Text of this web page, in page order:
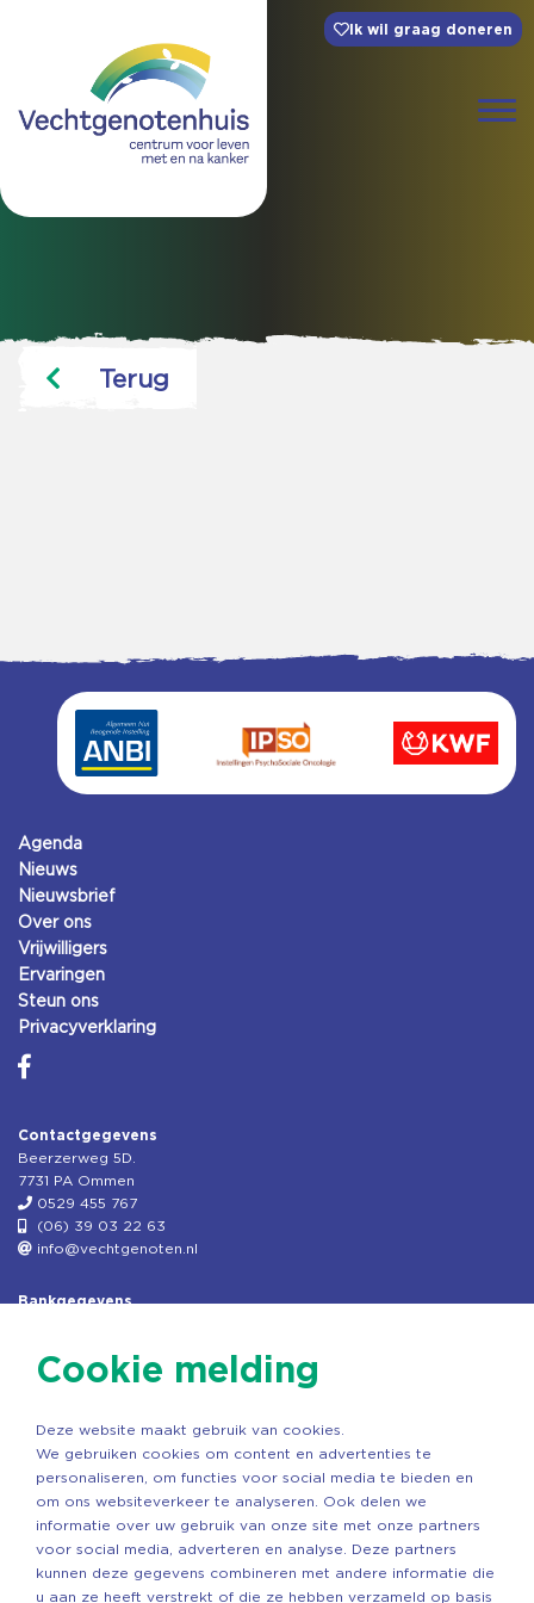
Ik wil graag doneren
Terug
Agenda
Nieuws
Nieuwsbrief
Over ons
Vrijwilligers
Ervaringen
Steun ons
Privacyverklaring
Contactgegevens
Beerzerweg 5D.
7731 PA Ommen
0529 455 767
(06) 39 03 22 63
info@vechtgenoten.nl
Bankgegevens
Rek.nr: NL85RABO0127579230
Copyright ©2026 Vechtgenoten
Cookie melding
Deze website maakt gebruik van cookies.
We gebruiken cookies om content en advertenties te
personaliseren, om functies voor social media te bieden en
om ons websiteverkeer te analyseren. Ook delen we
informatie over uw gebruik van onze site met onze partners
voor social media, adverteren en analyse. Deze partners
kunnen deze gegevens combineren met andere informatie die
u aan ze heeft verstrekt of die ze hebben verzameld op basis